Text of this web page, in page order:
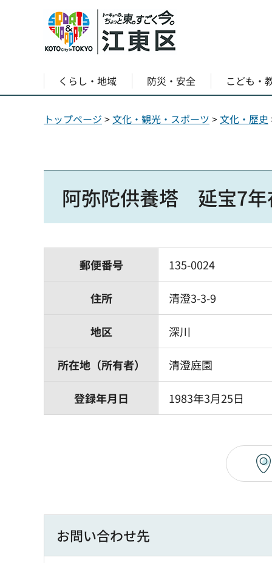
くらし・地域 防災・安全 こども・
トップページ >文化・観光・スポーツ >文化・歴史
阿弥陀供養塔 延宝7年
郵便番号 135-0024
住所 清澄3-3-9
地区 深川
所在地（所有者） 清澄庭園
登録年月日 1983年3月25日
お問い合わせ先